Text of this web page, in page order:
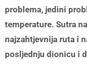
problema, jedini
temperature. Sutra
najzahtjevnija ruta i
posljednju dionicu i